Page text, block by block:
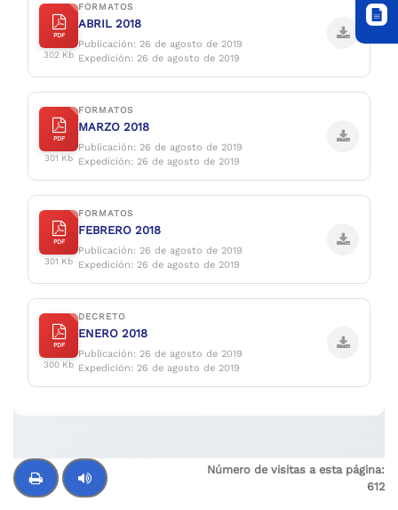
PDF
302 Kb
FORMATOS
ABRIL 2018
Publicación: 26 de agosto de 2019
Expedición: 26 de agosto de 2019
PDF
301 Kb
FORMATOS
MARZO 2018
Publicación: 26 de agosto de 2019
Expedición: 26 de agosto de 2019
PDF
301 Kb
FORMATOS
FEBRERO 2018
Publicación: 26 de agosto de 2019
Expedición: 26 de agosto de 2019
PDF
300 Kb
DECRETO
ENERO 2018
Publicación: 26 de agosto de 2019
Expedición: 26 de agosto de 2019
Número de visitas a esta página:
612